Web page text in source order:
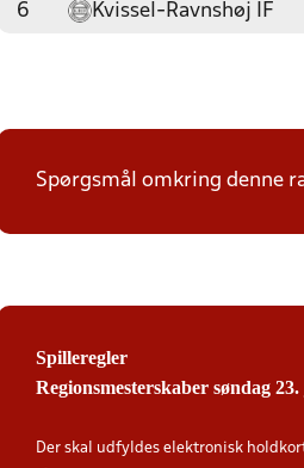
6 Kvissel-Ravnshøj IF
Spørgsmål omkring denne
Spilleregler
Regionsmesterskaber søndag
Der skal udfyldes elektronisk